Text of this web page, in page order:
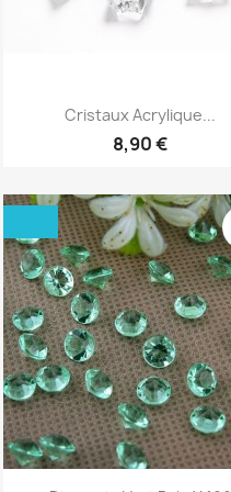
Cristaux Acrylique...
8,90 €